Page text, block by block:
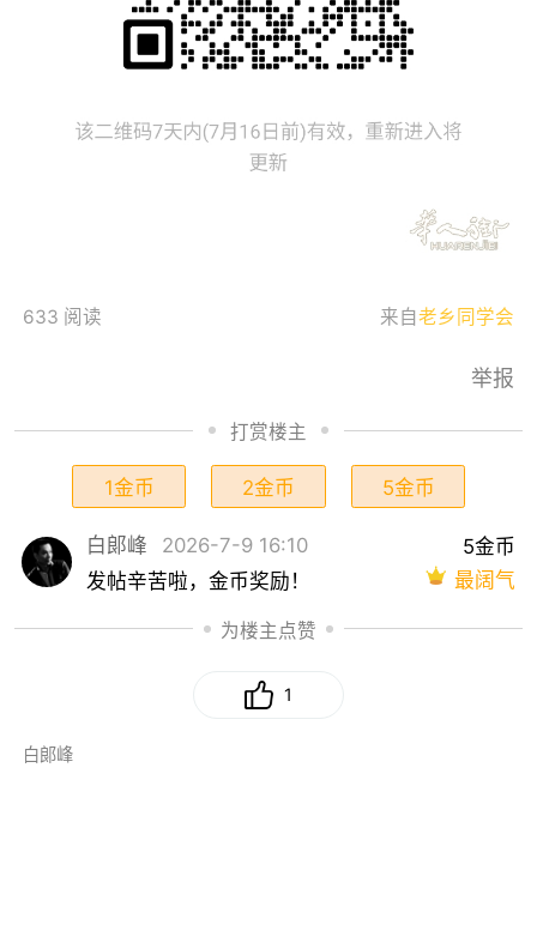
633 阅读 来自老乡同学会
举报
打赏楼主
1金币 2金币 5金币
白郞峰
2026-7-9 16:10
发帖辛苦啦，金币奖励！
5金币
最阔气
为楼主点赞
1
白郞峰